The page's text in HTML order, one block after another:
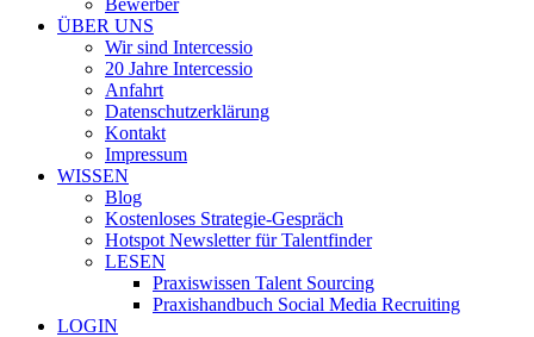
Bewerber
ÜBER UNS
Wir sind Intercessio
20 Jahre Intercessio
Anfahrt
Datenschutzerklärung
Kontakt
Impressum
WISSEN
Blog
Kostenloses Strategie-Gespräch
Hotspot Newsletter für Talentfinder
LESEN
Praxiswissen Talent Sourcing
Praxishandbuch Social Media Recruiting
LOGIN